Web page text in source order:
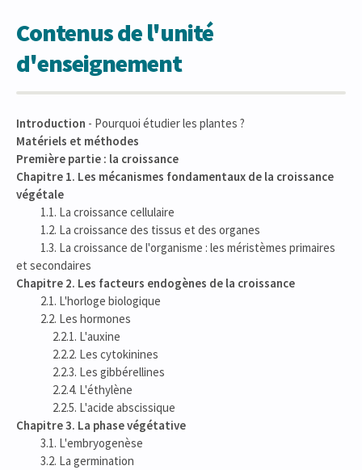
Contenus de l'unité
d'enseignement
Introduction - Pourquoi étudier les plantes ?
Matériels et méthodes
Première partie : la croissance
Chapitre 1. Les mécanismes fondamentaux de la croissance
végétale
1.1. La croissance cellulaire
1.2. La croissance des tissus et des organes
1.3. La croissance de l'organisme : les méristèmes primaires
et secondaires
Chapitre 2. Les facteurs endogènes de la croissance
2.1. L'horloge biologique
2.2. Les hormones
2.2.1. L'auxine
2.2.2. Les cytokinines
2.2.3. Les gibbérellines
2.2.4. L'éthylène
2.2.5. L'acide abscissique
Chapitre 3. La phase végétative
3.1. L'embryogenèse
3.2. La germination